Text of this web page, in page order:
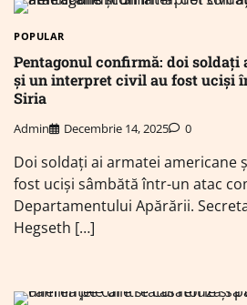
POPULAR
Pentagonul confirmă: doi soldați
și un interpret civil au fost uciși
Siria
Admin Decembrie 14, 2025 0
Doi soldați ai armatei americane
fost uciși sâmbătă într-un atac
Departamentului Apărării.
Hegseth […]